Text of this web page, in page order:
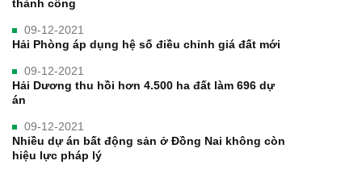
thành công
09-12-2021
Hải Phòng áp dụng hệ số điều chỉnh giá đất mới
09-12-2021
Hải Dương thu hồi hơn 4.500 ha đất làm 696 dự
án
09-12-2021
Nhiều dự án bất động sản ở Đồng Nai không còn
hiệu lực pháp lý